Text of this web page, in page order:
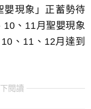
嬰現象」正蓄勢待
10、11月聖嬰現象
、11、12月達到
閱讀